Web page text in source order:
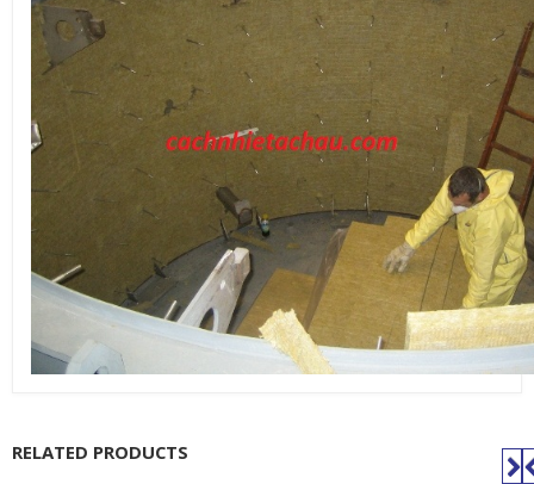
RELATED PRODUCTS